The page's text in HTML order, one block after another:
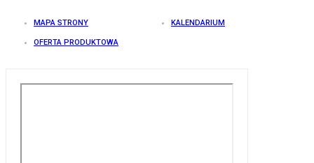
MAPA STRONY KALENDARIUM
OFERTA PRODUKTOWA